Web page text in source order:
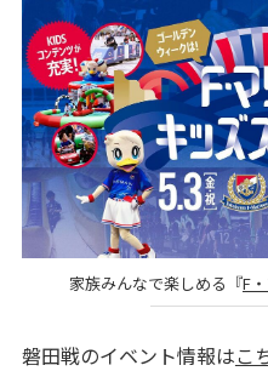
家族みんなで楽しめる『F
磐田戦のイベント情報はこ